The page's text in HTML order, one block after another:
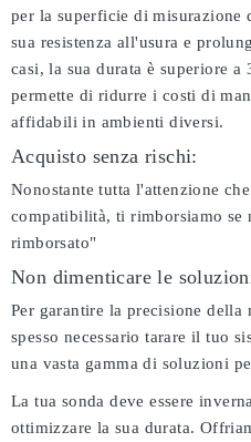
per la superficie di
sua resistenza all'usura e
casi, la sua durata è superiore a
permette di ridurre i costi di
affidabili in ambienti diversi.
Acquisto senza rischi:
Nonostante tutta l'attenzione
compatibilità, ti rimborsiamo se
rimborsato"
Non dimenticare le
Per garantire la precisione della
spesso necessario tarare il tuo
una vasta gamma di soluzioni
La tua sonda deve essere
ottimizzare la sua durata.